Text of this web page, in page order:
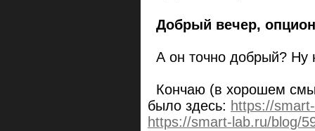
Добрый вечер,
А он точно добрый? Ну
Кончаю (в хорошем
было здесь: https://
https://smart-lab.ru/blog/